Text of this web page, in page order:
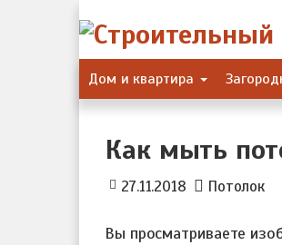
to
content
Дом и квартира
Как мыть
27.11.2018 Потолок
Вы просматриваете